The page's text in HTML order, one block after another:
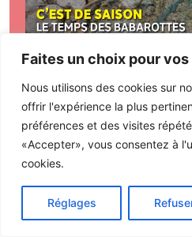
Faites un choix pour
Nous utilisons des cookies sur
offrir l'expérience la plus
préférences et des visites
«Accepter», vous consentez à
cookies.
Réglages
Média Carpe
Hors-série